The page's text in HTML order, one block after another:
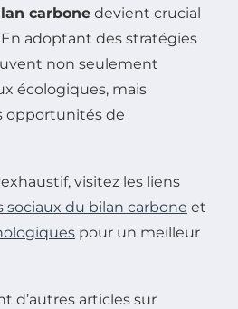
carbone devient crucial
adoptant des stratégies
non seulement
écologiques, mais
opportunités de
visitez les liens
sociaux du bilan carbone et
pour un meilleur
d’autres articles sur